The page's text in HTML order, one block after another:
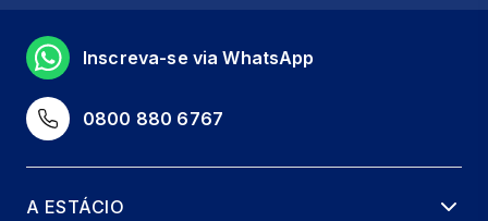
0800 880 6767
Inscreva-se via WhatsApp
A ESTÁCIO